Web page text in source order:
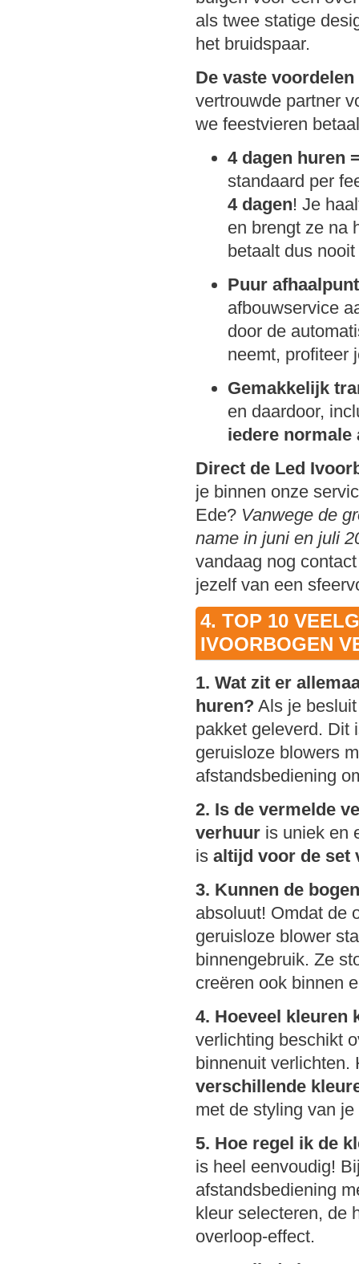
als twee statige
het bruidspaar.
De vaste
vertrouwde partner
we feestvieren
4 dagen huren
standaard per
4 dagen! Je
en brengt ze na
betaalt dus
Puur
afbouwservice
door de
neemt, profiteer
Gemakkelijk
en daardoor,
iedere normale
Direct de Led
je binnen onze
Ede? Vanwege de
name in juni en juli
vandaag nog
jezelf van een
4. TOP 10
IVOORBOGEN
1. Wat zit er
huren? Als je
pakket geleverd. Dit
geruisloze blowers
afstandsbediening
2. Is de vermelde
verhuur is uniek en
is altijd voor de set
3. Kunnen de
absoluut! Omdat de
geruisloze blower
binnengebruik. Ze
creëren ook binnen
4. Hoeveel kleuren
verlichting beschikt
binnenuit
verschillende
met de styling van
5. Hoe regel ik de
is heel eenvoudig!
afstandsbediening
kleur selecteren, de
overloop-effect.